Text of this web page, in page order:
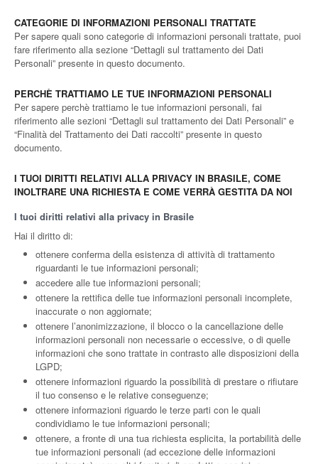
CATEGORIE DI INFORMAZIONI PERSONALI TRATTATE
Per sapere quali sono categorie di informazioni personali trattate, puoi
fare riferimento alla sezione “Dettagli sul trattamento dei Dati
Personali” presente in questo documento.
PERCHÈ TRATTIAMO LE TUE INFORMAZIONI PERSONALI
Per sapere perchè trattiamo le tue informazioni personali, fai
riferimento alle sezioni “Dettagli sul trattamento dei Dati Personali” e
“Finalità del Trattamento dei Dati raccolti” presente in questo
documento.
I TUOI DIRITTI RELATIVI ALLA PRIVACY IN BRASILE, COME
INOLTRARE UNA RICHIESTA E COME VERRÀ GESTITA DA NOI
I tuoi diritti relativi alla privacy in Brasile
Hai il diritto di:
ottenere conferma della esistenza di attività di trattamento
riguardanti le tue informazioni personali;
accedere alle tue informazioni personali;
ottenere la rettifica delle tue informazioni personali incomplete,
inaccurate o non aggiornate;
ottenere l’anonimizzazione, il blocco o la cancellazione delle
informazioni personali non necessarie o eccessive, o di quelle
informazioni che sono trattate in contrasto alle disposizioni della
LGPD;
ottenere informazioni riguardo la possibilità di prestare o rifiutare
il tuo consenso e le relative conseguenze;
ottenere informazioni riguardo le terze parti con le quali
condividiamo le tue informazioni personali;
ottenere, a fronte di una tua richiesta esplicita, la portabilità delle
tue informazioni personali (ad eccezione delle informazioni